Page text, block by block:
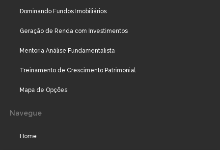
Dominando Fundos Imobiliários
Geração de Renda com Investimentos
Mentoria Análise Fundamentalista
Treinamento de Crescimento Patrimonial
Mapa de Opções
Navegue
Home